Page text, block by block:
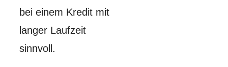
bei einem Kredit mit
langer Laufzeit
sinnvoll.